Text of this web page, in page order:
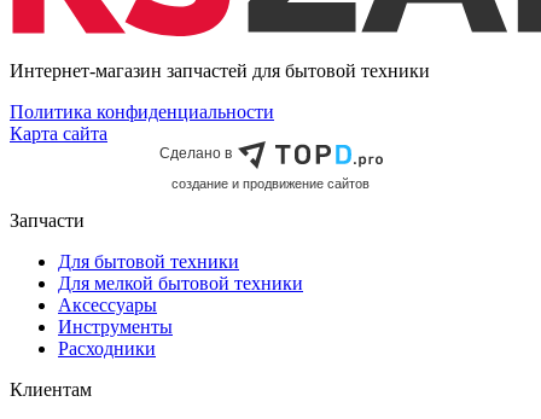
Интернет-магазин запчастей для бытовой техники
Политика конфиденциальности
Карта сайта
Сделано в
cоздание и продвижение сайтов
Запчасти
Для бытовой техники
Для мелкой бытовой техники
Аксессуары
Инструменты
Расходники
Клиентам